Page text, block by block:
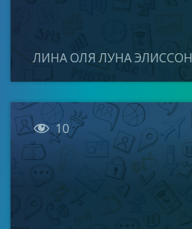
ЛИНА ОЛЯ ЛУНА ЭЛИССОН
 10